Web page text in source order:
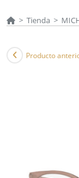
> Tienda >
Producto